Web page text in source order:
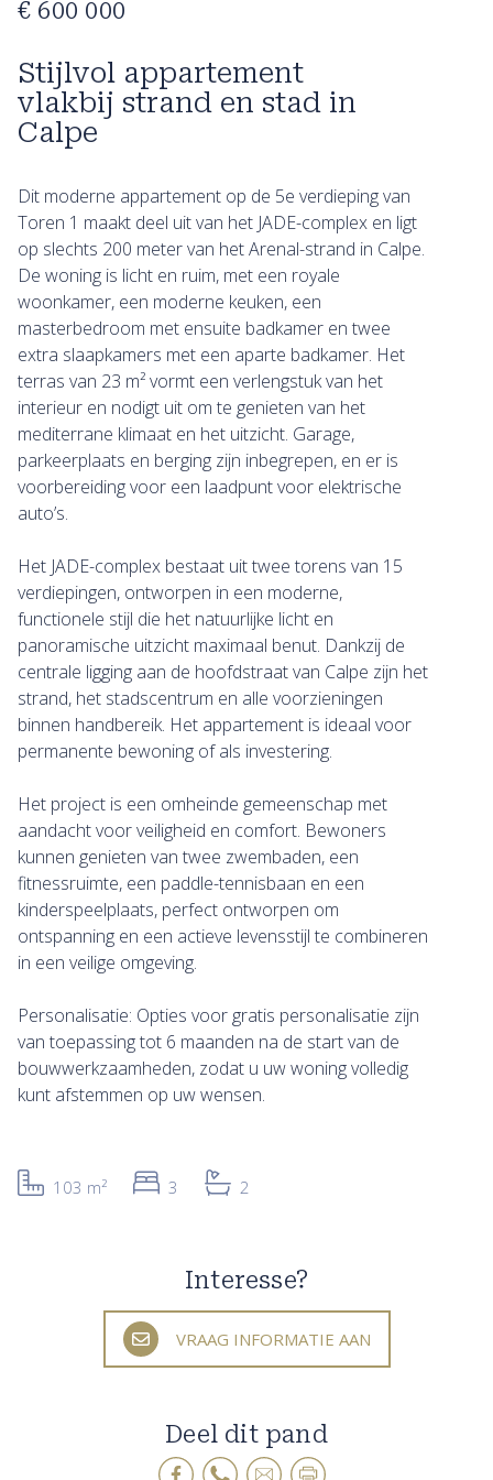
Stijlvol appartement
vlakbij strand en stad in
Calpe
€ 600 000
Dit moderne appartement op de 5e verdieping van
Toren 1 maakt deel uit van het JADE-complex en ligt
op slechts 200 meter van het Arenal-strand in Calpe.
De woning is licht en ruim, met een royale
woonkamer, een moderne keuken, een
masterbedroom met ensuite badkamer en twee
extra slaapkamers met een aparte badkamer. Het
terras van 23 m² vormt een verlengstuk van het
interieur en nodigt uit om te genieten van het
mediterrane klimaat en het uitzicht. Garage,
parkeerplaats en berging zijn inbegrepen, en er is
voorbereiding voor een laadpunt voor elektrische
auto’s.
Het JADE-complex bestaat uit twee torens van 15
verdiepingen, ontworpen in een moderne,
functionele stijl die het natuurlijke licht en
panoramische uitzicht maximaal benut. Dankzij de
centrale ligging aan de hoofdstraat van Calpe zijn het
strand, het stadscentrum en alle voorzieningen
binnen handbereik. Het appartement is ideaal voor
permanente bewoning of als investering.
Het project is een omheinde gemeenschap met
aandacht voor veiligheid en comfort. Bewoners
kunnen genieten van twee zwembaden, een
fitnessruimte, een paddle-tennisbaan en een
kinderspeelplaats, perfect ontworpen om
ontspanning en een actieve levensstijl te combineren
in een veilige omgeving.
Personalisatie: Opties voor gratis personalisatie zijn
van toepassing tot 6 maanden na de start van de
bouwwerkzaamheden, zodat u uw woning volledig
kunt afstemmen op uw wensen.
103 m² 3 2
Interesse?
VRAAG INFORMATIE AAN
Deel dit pand